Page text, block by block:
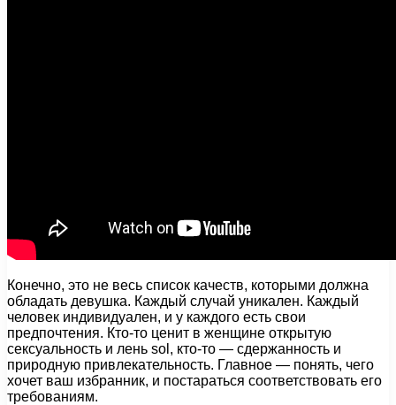
Конечно, это не весь список качеств, которыми должна
обладать девушка. Каждый случай уникален. Каждый
человек индивидуален, и у каждого есть свои
предпочтения. Кто-то ценит в женщине открытую
сексуальность и лень sol, кто-то — сдержанность и
природную привлекательность. Главное — понять, чего
хочет ваш избранник, и постараться соответствовать его
требованиям.